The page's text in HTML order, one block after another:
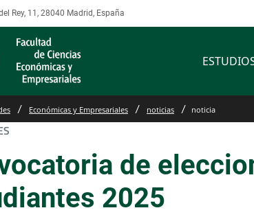
Rey, 11, 28040 Madrid, España
Económicas y Empresariales noticias noticia
de
2025